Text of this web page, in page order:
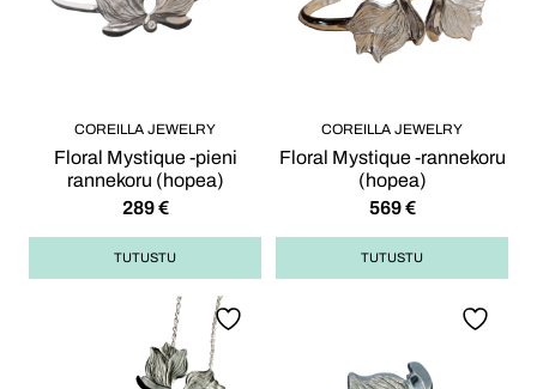
COREILLA JEWELRY
Floral Mystique -pieni
rannekoru (hopea)
289€
TUTUSTU
COREILLA JEWELRY
Floral Mystique -rannekoru
(hopea)
569€
TUTUSTU